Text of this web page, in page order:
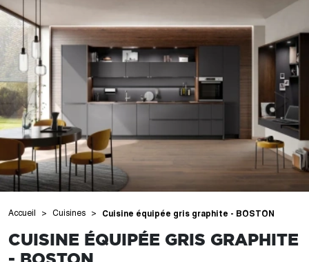
Accueil Cuisines Cuisine équipée gris graphite - BOSTON
CUISINE ÉQUIPÉE GRIS GRAPHITE